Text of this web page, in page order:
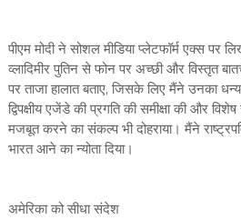
पीएम मोदी ने सोशल मीडिया प्लेटफॉर्म एक्स पर
व्लादिमीर पुतिन से फोन पर अच्छी और विस्तृत
पर ताजा हालात बताए, जिसके लिए मैंने उनका
द्विपक्षीय एजेंडे की प्रगति की समीक्षा की और
मजबूत करने का संकल्प भी दोहराया। मैंने
भारत आने का न्योता दिया।
अमेरिका को सीधा संदेश